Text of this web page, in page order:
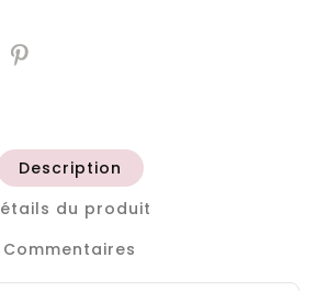
Description
du produit
Commentaires